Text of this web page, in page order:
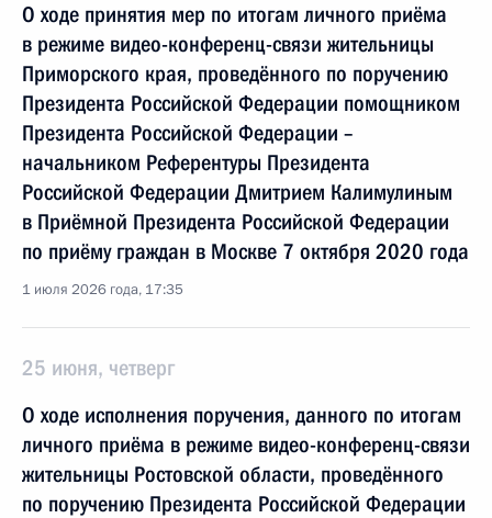
О ходе принятия мер по итогам личного приёма
в режиме видео-конференц-связи жительницы
Приморского края, проведённого по поручению
Президента Российской Федерации помощником
Президента Российской Федерации –
начальником Референтуры Президента
Российской Федерации Дмитрием Калимулиным
в Приёмной Президента Российской Федерации
по приёму граждан в Москве 7 октября 2020 года
1 июля 2026 года, 17:35
25 июня, четверг
О ходе исполнения поручения, данного по итогам
личного приёма в режиме видео-конференц-связи
жительницы Ростовской области, проведённого
по поручению Президента Российской Федерации